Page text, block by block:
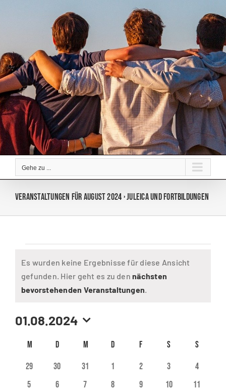
Gehe zu ...
Veranstaltungen für August 2024› Juleica und Fortbildungen
Veranstaltungen
Hinweis
Es wurden keine Ergebnisse für diese Ansicht
gefunden. Hier geht es zu dennächsten
bevorstehenden Veranstaltungen.
01.08.2024
wählen.
Kalender
von
Veranstaltungen
M DDIENSTAGM MITTWOCH
D DONNERSTAG
F S SAMSTAGSSONNTAG
0
Veranstaltungen
29
0
Veranstaltungen
30
0
Veranstaltungen
31
0
Veranstaltungen
1
0
Veranstaltungen
2
0
Veranstaltungen
3
0
4
0
5
0
6
0
7
0
8
0
9
0
10
0
11